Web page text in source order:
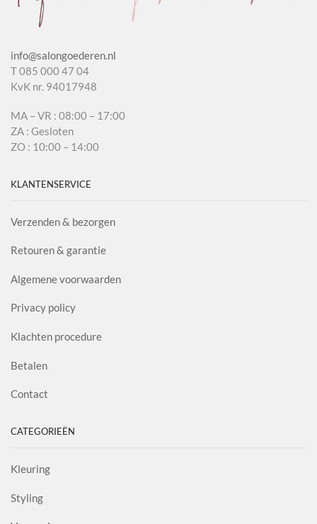
info@salongoederen.nl
T 085 000 47 04
KvK nr. 94017948
MA – VR : 08:00 – 17:00
ZA : Gesloten
ZO : 10:00 – 14:00
KLANTENSERVICE
Verzenden & bezorgen
Retouren & garantie
Algemene voorwaarden
Privacy policy
Klachten procedure
Betalen
Contact
CATEGORIEËN
Kleuring
Styling